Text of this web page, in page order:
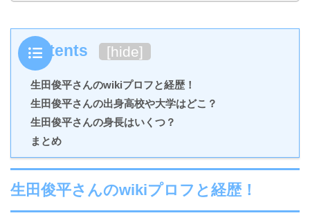
Contents [hide]
生田俊平さんのwikiプロフと経歴！
生田俊平さんの出身高校や大学はどこ？
生田俊平さんの身長はいくつ？
まとめ
生田俊平さんのwikiプロフと経歴！